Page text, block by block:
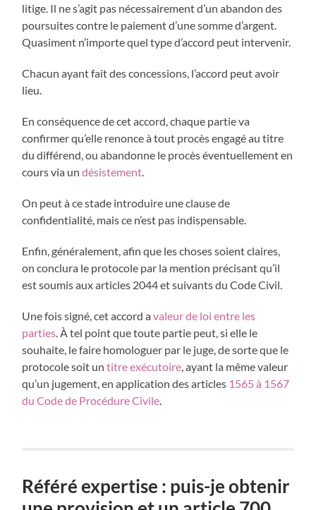
litige. Il ne s’agit pas nécessairement d’un abandon des
poursuites contre le paiement d’une somme d’argent.
Quasiment n’importe quel type d’accord peut intervenir.
Chacun ayant fait des concessions, l’accord peut avoir
lieu.
En conséquence de cet accord, chaque partie va
confirmer qu’elle renonce à tout procès engagé au titre
du différend, ou abandonne le procès éventuellement en
cours via undésistement.
On peut à ce stade introduire une clause de
confidentialité, mais ce n’est pas indispensable.
Enfin, généralement, afin que les choses soient claires,
on conclura le protocole par la mention précisant qu’il
est soumis aux articles 2044 et suivants du Code Civil.
Une fois signé, cet accord avaleur de loi entre les
parties. À tel point que toute partie peut, si elle le
souhaite, le faire homologuer par le juge, de sorte que le
protocole soit untitreexécutoire, ayant la même valeur
qu’un jugement, en application des articles 1565 à 1567
du Code de Procédure Civile.
Référé expertise : puis-je obtenir